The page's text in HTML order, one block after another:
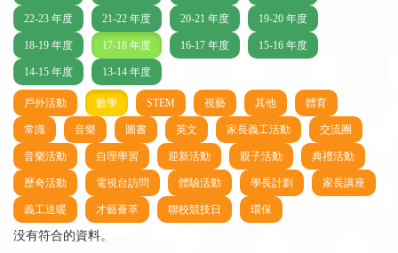
22-23 年度 21-22 年度 20-21 年度 19-20 年度
18-19 年度 17-18 年度 16-17 年度 15-16 年度
14-15 年度 13-14 年度
戶外活動 數學 STEM 視藝 其他 體育
常識 音樂 圖書 英文 家長義工活動 交流團
音樂活動 自理學習 迎新活動 親子活動 典禮活動
歷奇活動 電視台訪問 體驗活動 學長計劃 家長講座
義工送暖 才藝薈萃 聯校競技日 環保
没有符合的資料。